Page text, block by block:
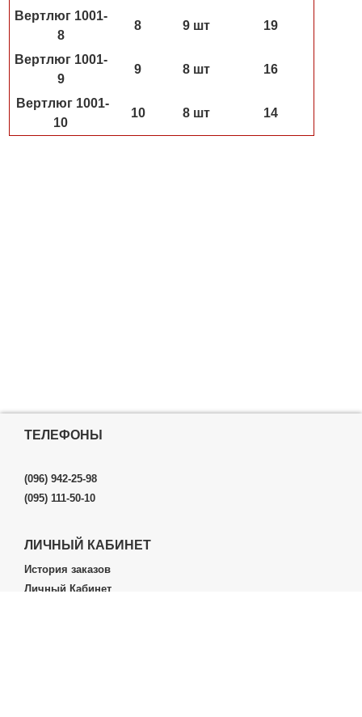
Вертлюг 1001-
8
8 9 шт 19
Вертлюг 1001-
9
9 8 шт 16
Вертлюг 1001-
10
10 8 шт 14
ТЕЛЕФОНЫ
(096) 942-25-98
(095) 111-50-10
ЛИЧНЫЙ КАБИНЕТ
История заказов
Личный Кабинет